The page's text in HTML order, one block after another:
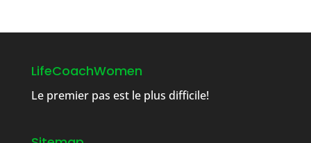
LifeCoachWomen
Le premier pas est le plus difficile!